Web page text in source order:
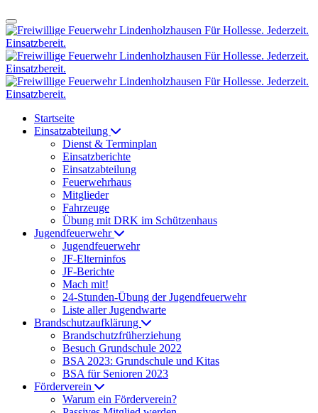
Startseite
Einsatzabteilung
Dienst & Terminplan
Einsatzberichte
Einsatzabteilung
Feuerwehrhaus
Mitglieder
Fahrzeuge
Übung mit DRK im Schützenhaus
Jugendfeuerwehr
Jugendfeuerwehr
JF-Elterninfos
JF-Berichte
Mach mit!
24-Stunden-Übung der Jugendfeuerwehr
Liste aller Jugendwarte
Brandschutzaufklärung
Brandschutzfrüherziehung
Besuch Grundschule 2022
BSA 2023: Grundschule und Kitas
BSA für Senioren 2023
Förderverein
Warum ein Förderverein?